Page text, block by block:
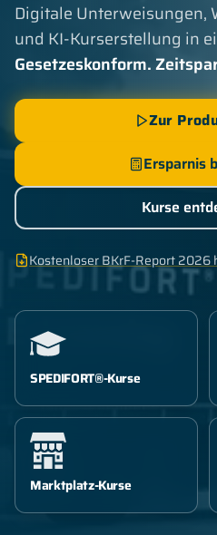
Digitale Unterweisungen,
und KI-Kurserstellung in
Gesetzeskonform.
Zur
Ersparnis
Kurse
Kostenloser BKrF-Report 2026
SPEDIFORT®-Kurse
Marktplatz-Kurse